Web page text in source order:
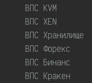
ВПС KVM
ВПС XEN
ВПС Хранилище
ВПС Форекс
ВПС Бинанс
ВПС Кракен